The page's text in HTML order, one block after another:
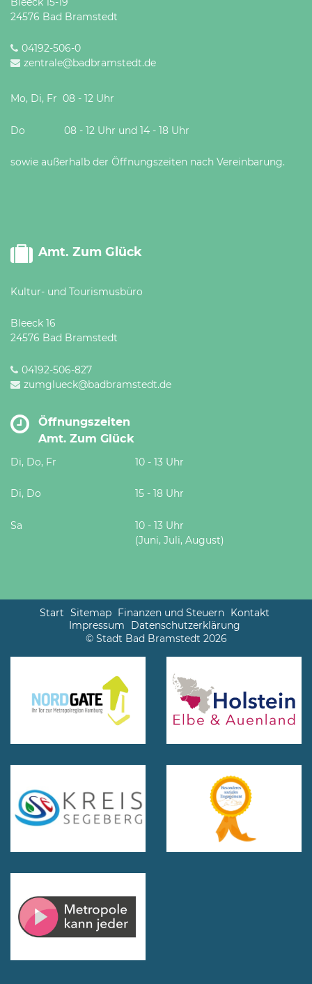
24576 Bad Bramstedt
04192-506-0
zentrale@badbramstedt.de
Mo, Di, Fr 08 - 12 Uhr
Do 08 - 12 Uhr und 14 - 18 Uhr
sowie außerhalb der Öffnungszeiten nach Vereinbarung.
Amt. Zum Glück
Kultur- und Tourismusbüro
Bleeck 16
24576 Bad Bramstedt
04192-506-827
zumglueck@badbramstedt.de
Öffnungszeiten
Amt. Zum Glück
Di, Do, Fr 10 - 13 Uhr
Di, Do 15 - 18 Uhr
Sa
10 - 13 Uhr
(Juni, Juli, August)
Start Sitemap Finanzen und Steuern Kontakt
Impressum
Datenschutzerklärung
© Stadt Bad Bramstedt 2026